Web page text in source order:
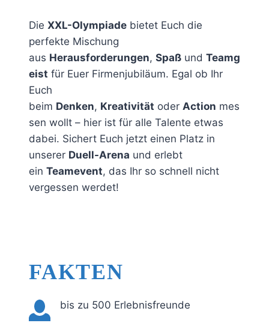
Die XXL-Olympiade bietet Euch die
perfekte Mischung
aus Herausforderungen, Spaß und Teamg
eist für Euer Firmenjubiläum. Egal ob Ihr
Euch
beim Denken, Kreativität oder Action mes
sen wollt – hier ist für alle Talente etwas
dabei. Sichert Euch jetzt einen Platz in
unserer Duell-Arena und erlebt
ein Teamevent, das Ihr so schnell nicht
vergessen werdet!
FAKTEN
bis zu 500 Erlebnisfreunde